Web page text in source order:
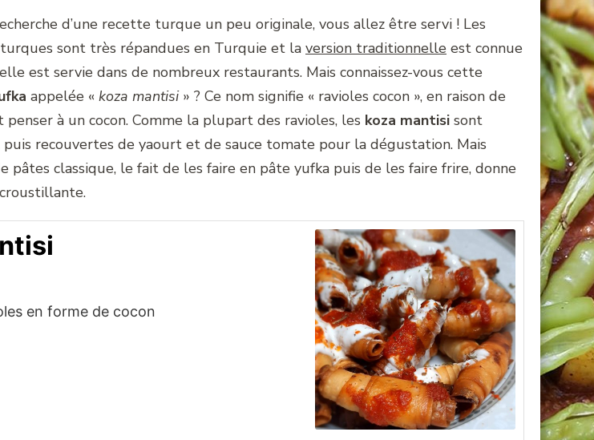
d’une recette turque un peu originale, vous allez être servi ! Les
sont très répandues en Turquie et la version traditionnelle est connue
est servie dans de nombreux restaurants. Mais connaissez-vous cette
appelée « koza mantisi» ? Ce nom signifie « ravioles cocon », en raison de
à un cocon. Comme la plupart des ravioles, les koza mantisi sont
puis recouvertes de yaourt et de sauce tomate pour la dégustation. Mais
pâtes classique, le fait de les faire en pâte yufka puis de les faire frire, donne
en forme de cocon